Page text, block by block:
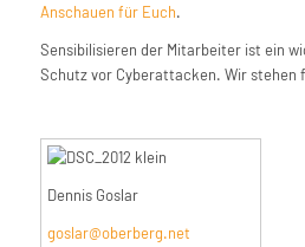
Anschauen für Euch.
Sensibilisieren der Mitarbeiter ist ein
Schutz vor Cyberattacken. Wir stehen
Dennis Goslar
goslar@oberberg.net